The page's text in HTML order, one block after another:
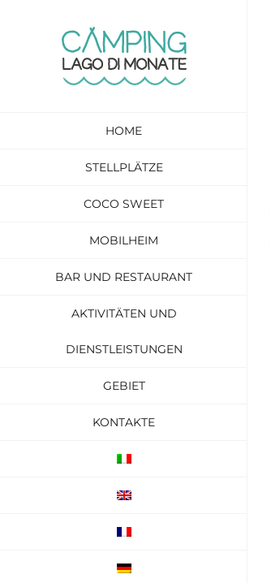
HOME
STELLPLÄTZE
COCO SWEET
MOBILHEIM
BAR UND RESTAURANT
AKTIVITÄTEN UND
DIENSTLEISTUNGEN
GEBIET
KONTAKTE